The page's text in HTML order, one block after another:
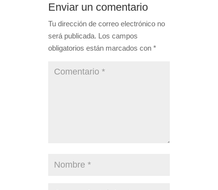
Enviar un comentario
Tu dirección de correo electrónico no
será publicada. Los campos
obligatorios están marcados con *